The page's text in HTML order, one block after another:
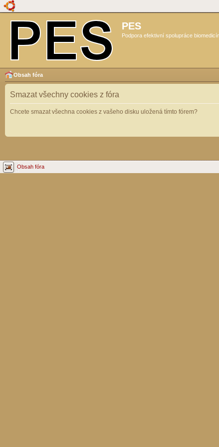
PES
Podpora efektivní spolupráce
Obsah fóra
Smazat všechny cookies z fóra
Chcete smazat všechna cookies z vašeho disku uložená tímto fórem?
Obsah fóra